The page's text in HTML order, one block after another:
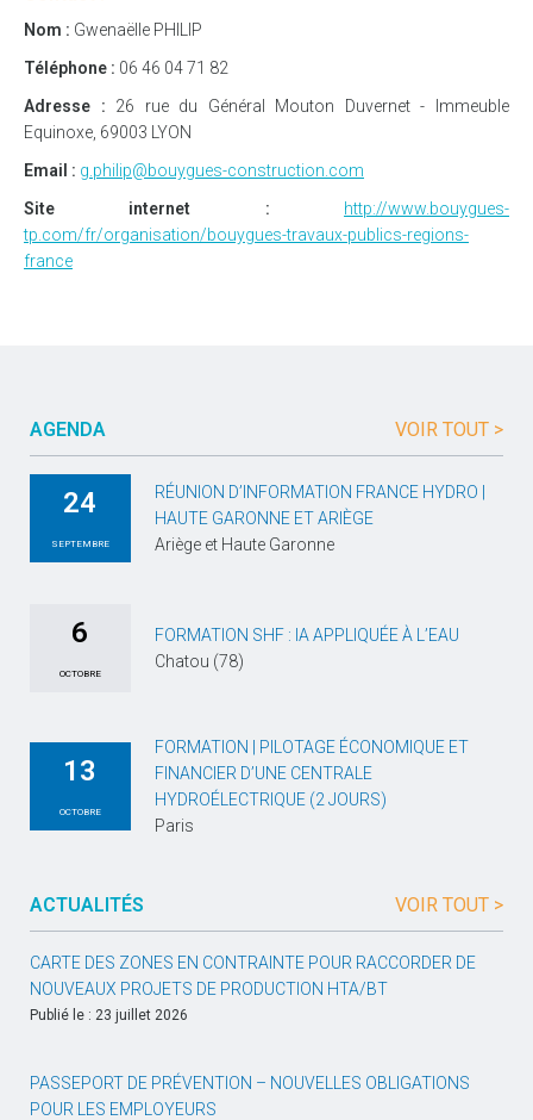
Nom : Gwenaëlle PHILIP
Téléphone : 06 46 04 71 82
Adresse : 26 rue du Général Mouton Duvernet - Immeuble
Equinoxe, 69003 LYON
Email : g.philip@bouygues-construction.com
Site internet :
http://www.bouygues-
tp.com/fr/organisation/bouygues-travaux-publics-regions-
france
AGENDA VOIR TOUT >
24
SEPTEMBRE
RÉUNION D’INFORMATION FRANCE HYDRO |
HAUTE GARONNE ET ARIÈGE
Ariège et Haute Garonne
6
OCTOBRE
FORMATION SHF : IA APPLIQUÉE À L’EAU
Chatou (78)
13
OCTOBRE
FORMATION | PILOTAGE ÉCONOMIQUE ET
FINANCIER D’UNE CENTRALE
HYDROÉLECTRIQUE (2 JOURS)
Paris
ACTUALITÉS VOIR TOUT >
CARTE DES ZONES EN CONTRAINTE POUR RACCORDER DE
NOUVEAUX PROJETS DE PRODUCTION HTA/BT
Publié le : 23 juillet 2026
PASSEPORT DE PRÉVENTION – NOUVELLES OBLIGATIONS
POUR LES EMPLOYEURS